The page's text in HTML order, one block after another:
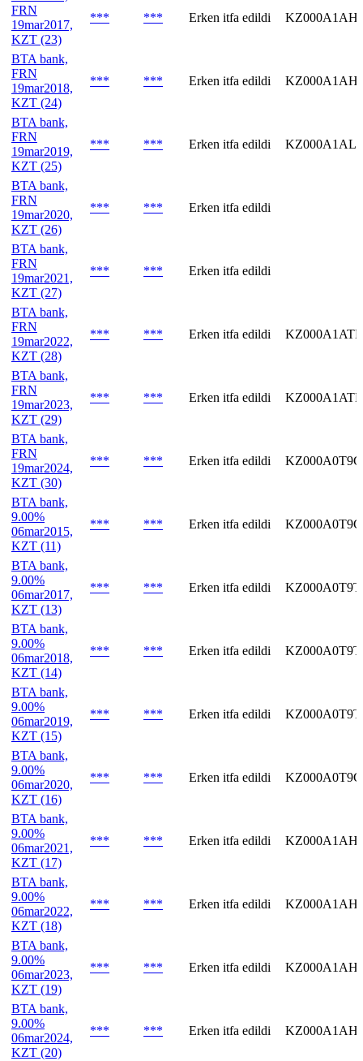
FRN
19mar2017,
KZT (23)
*** *** Erken itfa edildi
BTA bank,
FRN
19mar2018,
KZT (24)
*** *** Erken itfa edildi
BTA bank,
FRN
19mar2019,
KZT (25)
*** *** Erken itfa edildi
BTA bank,
FRN
19mar2020,
KZT (26)
*** *** Erken itfa edildi
BTA bank,
FRN
19mar2021,
KZT (27)
*** *** Erken itfa edildi
BTA bank,
FRN
19mar2022,
KZT (28)
*** *** Erken itfa edildi
BTA bank,
FRN
19mar2023,
KZT (29)
*** *** Erken itfa edildi
BTA bank,
FRN
19mar2024,
KZT (30)
*** *** Erken itfa edildi
BTA bank,
9.00%
06mar2015,
KZT (11)
*** *** Erken itfa edildi
BTA bank,
9.00%
06mar2017,
KZT (13)
*** *** Erken itfa edildi
BTA bank,
9.00%
06mar2018,
KZT (14)
*** *** Erken itfa edildi
BTA bank,
9.00%
06mar2019,
KZT (15)
*** *** Erken itfa edildi
BTA bank,
9.00%
06mar2020,
KZT (16)
*** *** Erken itfa edildi
BTA bank,
9.00%
06mar2021,
KZT (17)
*** *** Erken itfa edildi
BTA bank,
9.00%
06mar2022,
KZT (18)
*** *** Erken itfa edildi
BTA bank,
9.00%
06mar2023,
KZT (19)
*** *** Erken itfa edildi
BTA bank,
9.00%
06mar2024,
KZT (20)
*** *** Erken itfa edildi